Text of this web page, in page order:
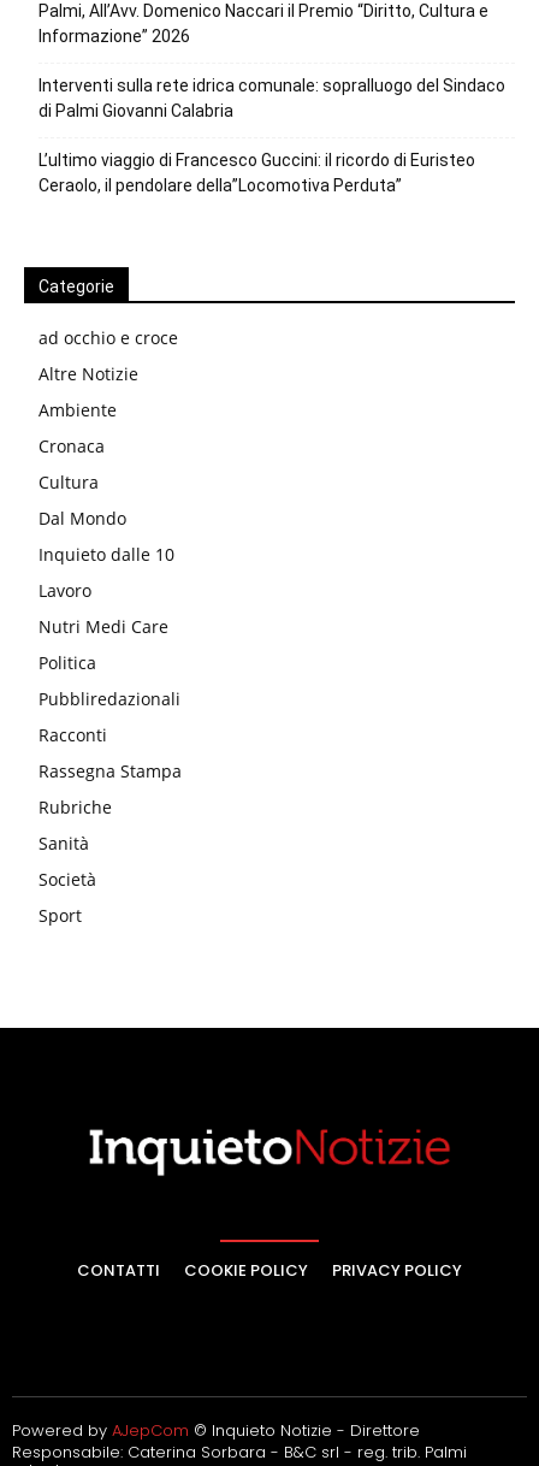
Palmi, All’Avv. Domenico Naccari il Premio “Diritto, Cultura e
Informazione” 2026
Interventi sulla rete idrica comunale: sopralluogo del Sindaco
di Palmi Giovanni Calabria
L’ultimo viaggio di Francesco Guccini: il ricordo di Euristeo
Ceraolo, il pendolare della”Locomotiva Perduta”
Categorie
ad occhio e croce
Altre Notizie
Ambiente
Cronaca
Cultura
Dal Mondo
Inquieto dalle 10
Lavoro
Nutri Medi Care
Politica
Pubbliredazionali
Racconti
Rassegna Stampa
Rubriche
Sanità
Società
Sport
CONTATTI COOKIE POLICY PRIVACY POLICY
Powered by AJepCom © Inquieto Notizie - Direttore
Responsabile: Caterina Sorbara - B&C srl - reg. trib. Palmi